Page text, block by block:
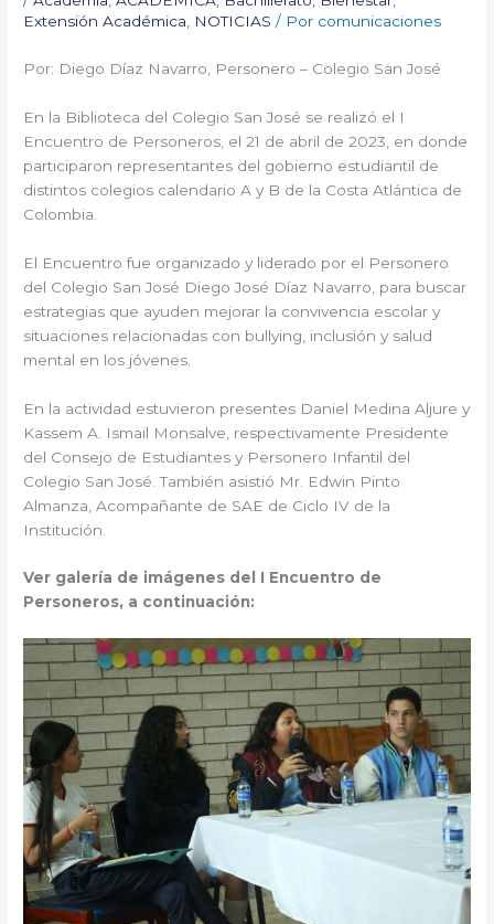
Extensión Académica
NOTICIAS / Por comunicaciones
Por: Diego Díaz Navarro, Personero – Colegio San José
En la Biblioteca del Colegio San José se realizó el I
Encuentro de Personeros, el 21 de abril de 2023, en donde
participaron representantes del gobierno estudiantil de
distintos colegios calendario A y B de la Costa Atlántica de
Colombia.
El Encuentro fue organizado y liderado por el Personero
del Colegio San José Diego José Díaz Navarro, para buscar
estrategias que ayuden mejorar la convivencia escolar y
situaciones relacionadas con bullying, inclusión y salud
mental en los jóvenes.
En la actividad estuvieron presentes Daniel Medina Aljure y
Kassem A. Ismail Monsalve, respectivamente Presidente
del Consejo de Estudiantes y Personero Infantil del
Colegio San José. También asistió Mr. Edwin Pinto
Almanza, Acompañante de SAE de Ciclo IV de la
Institución.
Ver galería de imágenes del I Encuentro de
Personeros, a continuación: